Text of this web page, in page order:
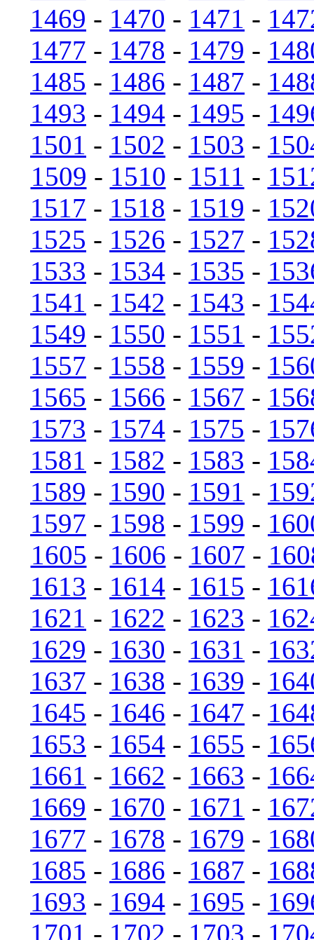
1469 - 1470 - 1471 -
1477 - 1478 - 1479 -
1485 - 1486 - 1487 -
1493 - 1494 - 1495 -
1501 - 1502 - 1503 -
1509 - 1510 - 1511 -
1517 - 1518 - 1519 -
1525 - 1526 - 1527 -
1533 - 1534 - 1535 -
1541 - 1542 - 1543 -
1549 - 1550 - 1551 -
1557 - 1558 - 1559 -
1565 - 1566 - 1567 -
1573 - 1574 - 1575 -
1581 - 1582 - 1583 -
1589 - 1590 - 1591 -
1597 - 1598 - 1599 -
1605 - 1606 - 1607 -
1613 - 1614 - 1615 -
1621 - 1622 - 1623 -
1629 - 1630 - 1631 -
1637 - 1638 - 1639 -
1645 - 1646 - 1647 -
1653 - 1654 - 1655 -
1661 - 1662 - 1663 -
1669 - 1670 - 1671 -
1677 - 1678 - 1679 -
1685 - 1686 - 1687 -
1693 - 1694 - 1695 -
1701 - 1702 - 1703 -